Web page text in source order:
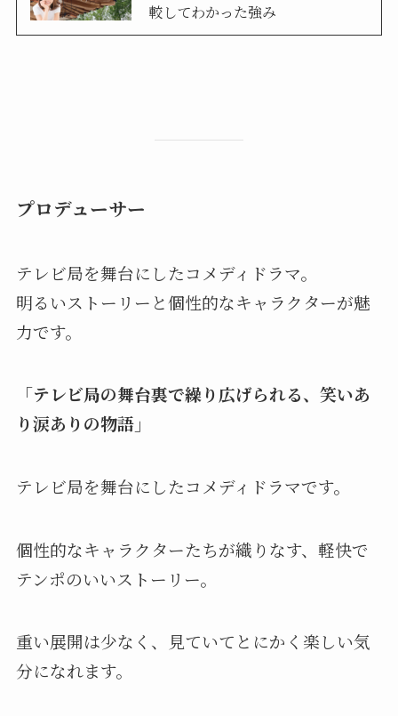
較してわかった強み
プロデューサー
テレビ局を舞台にしたコメディドラマ。
明るいストーリーと個性的なキャラクターが魅
力です。
「テレビ局の舞台裏で繰り広げられる、笑いあ
り涙ありの物語」
テレビ局を舞台にしたコメディドラマです。
個性的なキャラクターたちが織りなす、軽快で
テンポのいいストーリー。
重い展開は少なく、見ていてとにかく楽しい気
分になれます。